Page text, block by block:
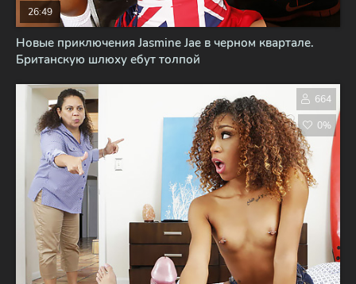
Новые приключения Jasmine Jae в черном квартале.
Британскую шлюху ебут толпой
26:49
664
0%